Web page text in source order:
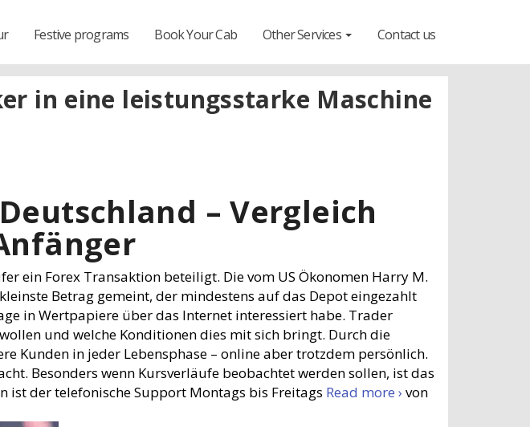
Festive programs Book Your Cab Other Services Contact us
in eine leistungsstarke Maschine
– Vergleich
ein Forex Transaktion beteiligt. Die vom US Ökonomen Harry M.
Betrag gemeint, der mindestens auf das Depot eingezahlt
in Wertpapiere über das Internet interessiert habe. Trader
und welche Konditionen dies mit sich bringt. Durch die
Kunden in jeder Lebensphase – online aber trotzdem persönlich.
Besonders wenn Kursverläufe beobachtet werden sollen, ist das
ist der telefonische Support Montags bis Freitags Read more › von